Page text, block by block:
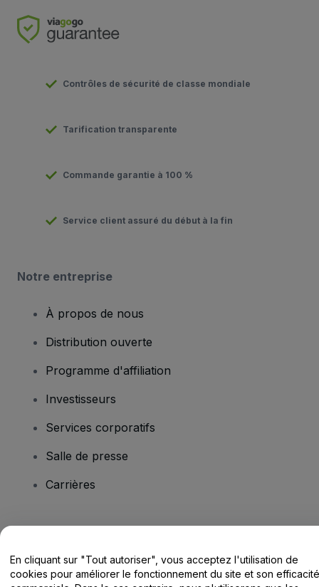
Contrôles de sécurité de classe mondiale
Tarification transparente
Commande garantie à 100 %
Service client assuré du début à la fin
Notre entreprise
À propos de nous
Distribution ouverte
Programme d'affiliation
Investisseurs
Services corporatifs
Salle de presse
Carrières
Centre d'assistance / Nous contacter
En cliquant sur "Tout autoriser", vous acceptez l'utilisation de
cookies pour améliorer le fonctionnement du site et son efficacité